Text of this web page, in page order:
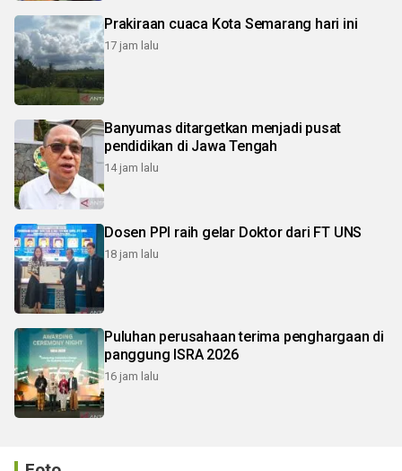
Prakiraan cuaca Kota Semarang hari ini
17 jam lalu
Banyumas ditargetkan menjadi pusat
pendidikan di Jawa Tengah
14 jam lalu
Dosen PPI raih gelar Doktor dari FT UNS
18 jam lalu
Puluhan perusahaan terima penghargaan di
panggung ISRA 2026
16 jam lalu